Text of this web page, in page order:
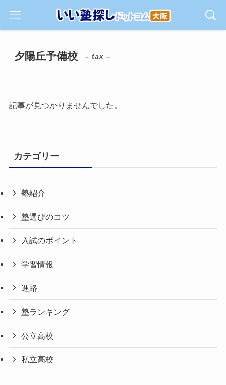
夕陽丘予備校 – tax –
記事が見つかりませんでした。
カテゴリー
塾紹介
塾選びのコツ
入試のポイント
学習情報
進路
塾ランキング
公立高校
私立高校